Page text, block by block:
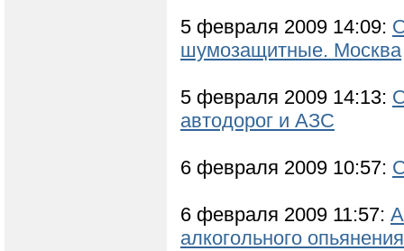
5 февраля 2009 14:09:
шумозащитные. Москва
5 февраля 2009 14:13:
автодорог и АЗС
6 февраля 2009 10:57:
6 февраля 2009 11:57:
алкогольного